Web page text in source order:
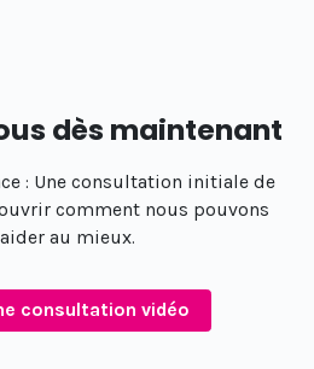
dès maintenant
: Une consultation initiale de
comment nous pouvons
au mieux.
consultation vidéo